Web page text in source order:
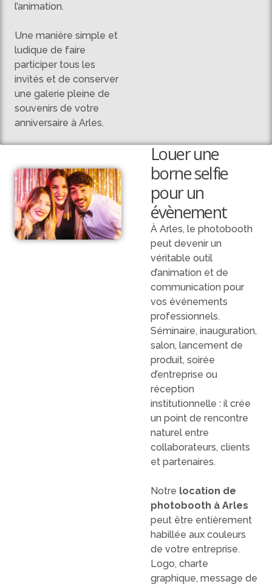
l’animation.
Une manière simple et
ludique de faire
participer tous les
invités et de conserver
une galerie pleine de
souvenirs de votre
anniversaire à Arles.
Louer une
borne selfie
pour un
évènement
À Arles, le photobooth
peut devenir un
véritable outil
d’animation et de
communication pour
vos événements
professionnels.
Séminaire, inauguration,
salon, lancement de
produit, soirée
d’entreprise ou
réception
institutionnelle : il crée
un point de rencontre
naturel entre
collaborateurs, clients
et partenaires.
Notre location de
photobooth à Arles
peut être entièrement
habillée aux couleurs
de votre entreprise.
Logo, charte
graphique, message de